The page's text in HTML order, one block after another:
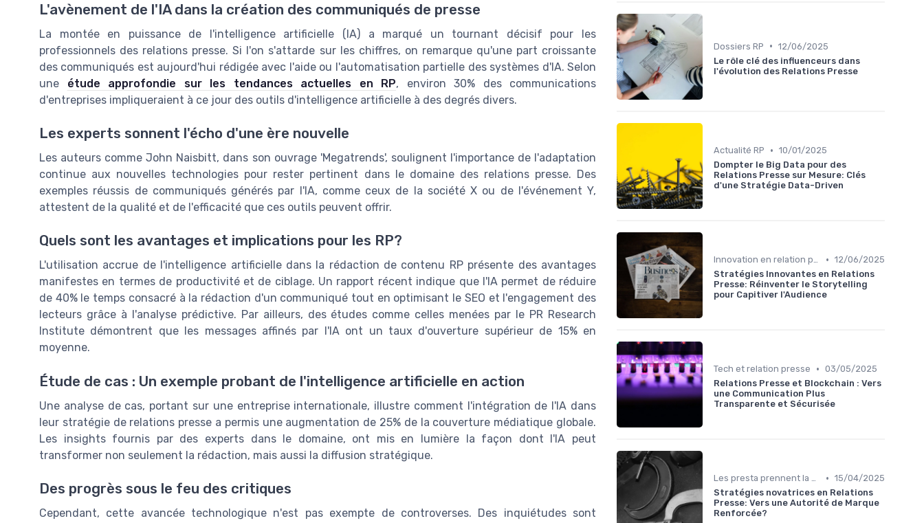
L'avènement de l'IA dans la création des communiqués de presse
La montée en puissance de l'intelligence artificielle (IA) a marqué un tournant décisif pour les
professionnels des relations presse. Si l'on s'attarde sur les chiffres, on remarque qu'une part croissante
des communiqués est aujourd'hui rédigée avec l'aide ou l'automatisation partielle des systèmes d'IA. Selon
une étude approfondie sur les tendances actuelles en RP, environ 30% des communications
d'entreprises impliqueraient à ce jour des outils d'intelligence artificielle à des degrés divers.
Les experts sonnent l'écho d'une ère nouvelle
Les auteurs comme John Naisbitt, dans son ouvrage 'Megatrends', soulignent l'importance de l'adaptation
continue aux nouvelles technologies pour rester pertinent dans le domaine des relations presse. Des
exemples réussis de communiqués générés par l'IA, comme ceux de la société X ou de l'événement Y,
attestent de la qualité et de l'efficacité que ces outils peuvent offrir.
Quels sont les avantages et implications pour les RP?
L'utilisation accrue de l'intelligence artificielle dans la rédaction de contenu RP présente des avantages
manifestes en termes de productivité et de ciblage. Un rapport récent indique que l'IA permet de réduire
de 40% le temps consacré à la rédaction d'un communiqué tout en optimisant le SEO et l'engagement des
lecteurs grâce à l'analyse prédictive. Par ailleurs, des études comme celles menées par le PR Research
Institute démontrent que les messages affinés par l'IA ont un taux d'ouverture supérieur de 15% en
moyenne.
Étude de cas : Un exemple probant de l'intelligence artificielle en action
Une analyse de cas, portant sur une entreprise internationale, illustre comment l'intégration de l'IA dans
leur stratégie de relations presse a permis une augmentation de 25% de la couverture médiatique globale.
Les insights fournis par des experts dans le domaine, ont mis en lumière la façon dont l'IA peut
transformer non seulement la rédaction, mais aussi la diffusion stratégique.
Des progrès sous le feu des critiques
Cependant, cette avancée technologique n'est pas exempte de controverses. Des inquiétudes sont
Dossiers RP • 12/06/2025
Le rôle clé des influenceurs dans
l'évolution des Relations Presse
Actualité RP • 10/01/2025
Dompter le Big Data pour des
Relations Presse sur Mesure: Clés
d'une Stratégie Data-Driven
Innovation en relation presse • 12/06/2025
Stratégies Innovantes en Relations
Presse: Réinventer le Storytelling
pour Capitiver l'Audience
Tech et relation presse • 03/05/2025
Relations Presse et Blockchain : Vers
une Communication Plus
Transparente et Sécurisée
Les presta prennent la parole • 15/04/2025
Stratégies novatrices en Relations
Presse: Vers une Autorité de Marque
Renforcée?